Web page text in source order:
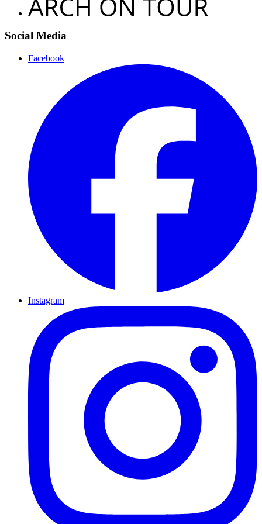
Social Media
Facebook
Instagram